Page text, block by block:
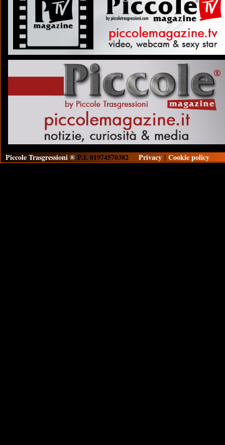
Piccole Trasgressioni ® P.I. 01974570382 Privacy | Cookie policy